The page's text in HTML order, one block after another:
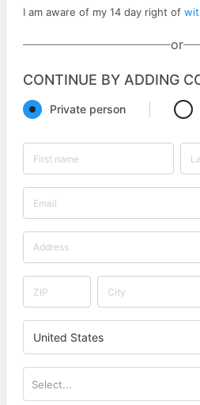
I am aware of my 14 day right of
or
CONTINUE BY ADDING
Private person
United States
Select...